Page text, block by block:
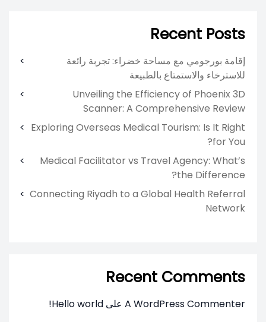
Recent Posts
إقامة بورجومي مع مساحة خضراء: تجربة رائعة
للاسترخاء والاستمتاع بالطبيعة
Unveiling the Efficiency of Phoenix 3D
Scanner: A Comprehensive Review
Exploring Overseas Medical Tourism: Is It Right
for You?
Medical Facilitator vs Travel Agency: What’s
the Difference?
Connecting Riyadh to a Global Health Referral
Network
Recent Comments
A WordPress Commenter على Hello world!